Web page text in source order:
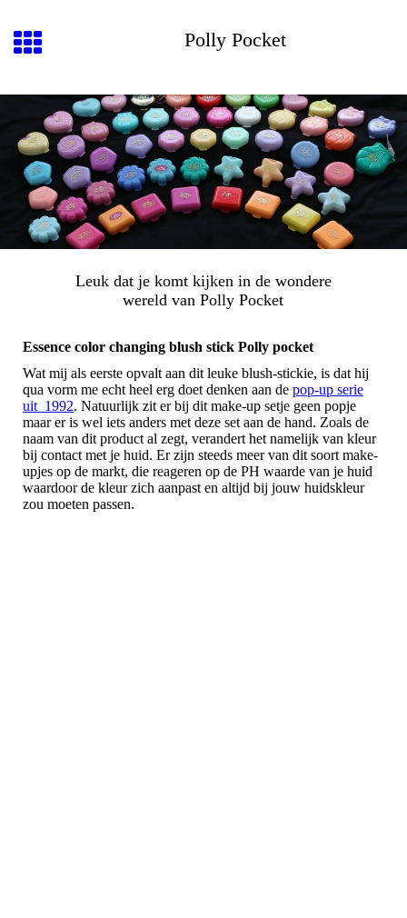
Polly Pocket
Leuk dat je komt kijken in de wondere
wereld van Polly Pocket
Essence color changing blush stick Polly pocket
Wat mij als eerste opvalt aan dit leuke blush-stickie, is dat hij
qua vorm me echt heel erg doet denken aan de pop-up serie
uit 1992. Natuurlijk zit er bij dit make-up setje geen popje
maar er is wel iets anders met deze set aan de hand. Zoals de
naam van dit product al zegt, verandert het namelijk van kleur
bij contact met je huid. Er zijn steeds meer van dit soort make-
upjes op de markt, die reageren op de PH waarde van je huid
waardoor de kleur zich aanpast en altijd bij jouw huidskleur
zou moeten passen.